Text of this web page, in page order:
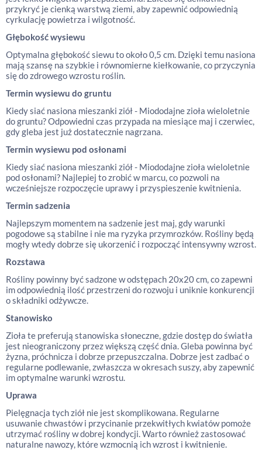
przykryć je cienką warstwą ziemi, aby zapewnić odpowiednią
cyrkulację powietrza i wilgotność.
Głębokość wysiewu
Optymalna głębokość siewu to około 0,5 cm. Dzięki temu nasiona
mają szansę na szybkie i równomierne kiełkowanie, co przyczynia
się do zdrowego wzrostu roślin.
Termin wysiewu do gruntu
Kiedy siać nasiona mieszanki ziół - Miododajne zioła wieloletnie
do gruntu? Odpowiedni czas przypada na miesiące maj i czerwiec,
gdy gleba jest już dostatecznie nagrzana.
Termin wysiewu pod osłonami
Kiedy siać nasiona mieszanki ziół - Miododajne zioła wieloletnie
pod osłonami? Najlepiej to zrobić w marcu, co pozwoli na
wcześniejsze rozpoczęcie uprawy i przyspieszenie kwitnienia.
Termin sadzenia
Najlepszym momentem na sadzenie jest maj, gdy warunki
pogodowe są stabilne i nie ma ryzyka przymrozków. Rośliny będą
mogły wtedy dobrze się ukorzenić i rozpocząć intensywny wzrost.
Rozstawa
Rośliny powinny być sadzone w odstępach 20x20 cm, co zapewni
im odpowiednią ilość przestrzeni do rozwoju i uniknie konkurencji
o składniki odżywcze.
Stanowisko
Zioła te preferują stanowiska słoneczne, gdzie dostęp do światła
jest nieograniczony przez większą część dnia. Gleba powinna być
żyzna, próchnicza i dobrze przepuszczalna. Dobrze jest zadbać o
regularne podlewanie, zwłaszcza w okresach suszy, aby zapewnić
im optymalne warunki wzrostu.
Uprawa
Pielęgnacja tych ziół nie jest skomplikowana. Regularne
usuwanie chwastów i przycinanie przekwitłych kwiatów pomoże
utrzymać rośliny w dobrej kondycji. Warto również zastosować
naturalne nawozy, które wzmocnią ich wzrost i kwitnienie.